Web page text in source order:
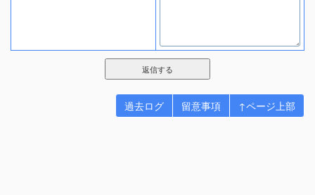
過去ログ 留意事項 ↑ページ上部